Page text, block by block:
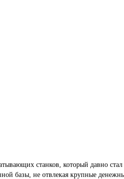
станков, который давно
базы, не отвлекая крупные